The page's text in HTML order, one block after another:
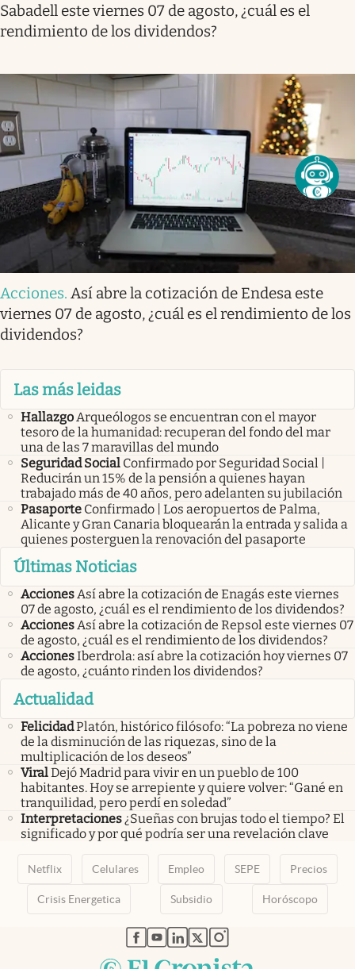
Sabadell este viernes 07 de agosto, ¿cuál es el
rendimiento de los dividendos?
Acciones. Así abre la cotización de Endesa este
viernes 07 de agosto, ¿cuál es el rendimiento de los
dividendos?
Las más leidas
HallazgoArqueólogos se encuentran con el mayor
tesoro de la humanidad: recuperan del fondo del mar
una de las 7 maravillas del mundo
Seguridad Social Confirmado por Seguridad Social |
Reducirán un 15% de la pensión a quienes hayan
trabajado más de 40 años, pero adelanten su jubilación
Pasaporte Confirmado | Los aeropuertos de Palma,
Alicante y Gran Canaria bloquearán la entrada y salida a
quienes posterguen la renovación del pasaporte
Últimas Noticias
AccionesAsí abre la cotización de Enagás este viernes
07 de agosto, ¿cuál es el rendimiento de los dividendos?
AccionesAsí abre la cotización de Repsol este viernes 07
de agosto, ¿cuál es el rendimiento de los dividendos?
AccionesIberdrola: así abre la cotización hoy viernes 07
de agosto, ¿cuánto rinden los dividendos?
Actualidad
FelicidadPlatón, histórico filósofo: “La pobreza no viene
de la disminución de las riquezas, sino de la
multiplicación de los deseos”
ViralDejó Madrid para vivir en un pueblo de 100
habitantes. Hoy se arrepiente y quiere volver: “Gané en
tranquilidad, pero perdí en soledad”
Interpretaciones¿Sueñas con brujas todo el tiempo? El
significado y por qué podría ser una revelación clave
Netflix Celulares Empleo SEPE Precios
Crisis Energetica Subsidio Horóscopo
abre en nueva pestaña
abre en nueva pestaña
abre en nueva pestaña
abre en nueva pestaña
abre en nueva pestaña